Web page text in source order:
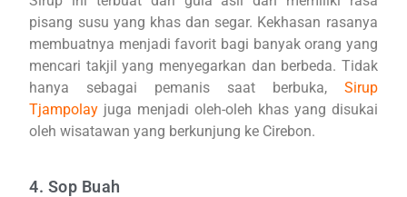
pisang susu yang khas dan segar. Kekhasan rasanya
membuatnya menjadi favorit bagi banyak orang yang
mencari takjil yang menyegarkan dan berbeda. Tidak
hanya sebagai pemanis saat berbuka, Sirup
Tjampolay juga menjadi oleh-oleh khas yang disukai
oleh wisatawan yang berkunjung ke Cirebon.
4. Sop Buah